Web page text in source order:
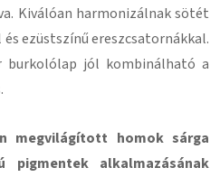
Kiválóan harmonizálnak sötét
ezüstszínű ereszcsatornákkal.
burkolólap jól kombinálható a
megvilágított homok sárga
pigmentek alkalmazásának